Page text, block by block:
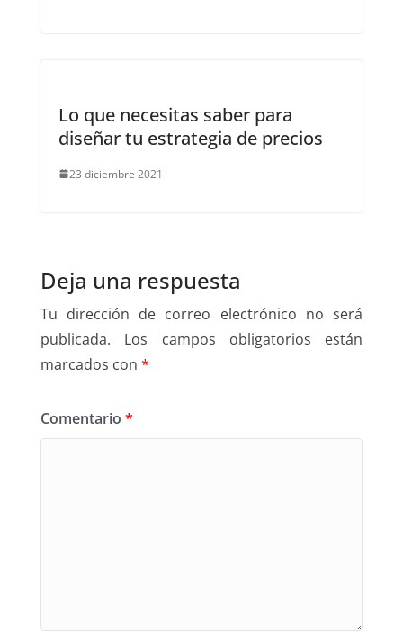
Lo que necesitas saber para
diseñar tu estrategia de precios
23 diciembre 2021
Deja una respuesta
Tu dirección de correo electrónico no será
publicada.
Los campos obligatorios están
marcados con *
Comentario *